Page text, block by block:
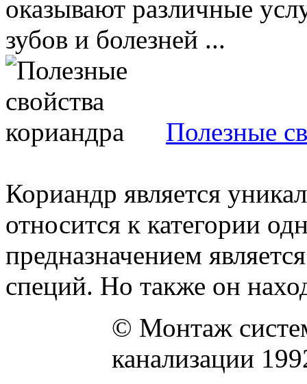
оказывают различные
зубов и болезней ...
Полезные
Кориандр является
относится к категории
предназначением
специй. Но также он
© Монтаж
канализации